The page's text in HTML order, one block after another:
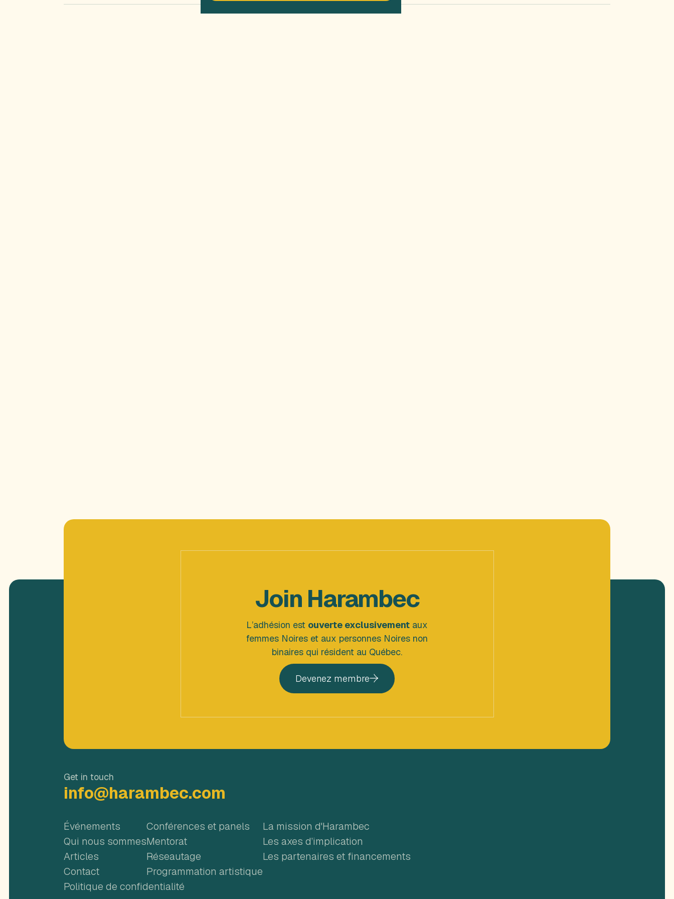
Join Harambec
L’adhésion est ouverte exclusivement aux
femmes Noires et aux personnes Noires non
binaires qui résident au Québec.
Devenez membre
Get in touch
info@harambec.com
Événements
Qui nous sommes
Articles
Contact
Conférences et panels
Mentorat
Réseautage
Programmation artistique
La mission d'Harambec
Les axes d’implication
Les partenaires et financements
Politique de confidentialité